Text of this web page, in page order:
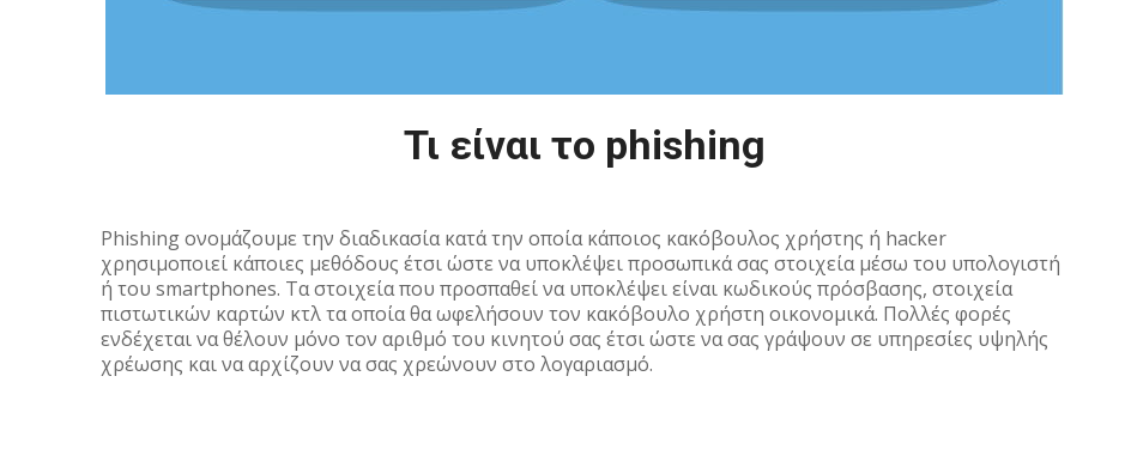
Τι είναι το phishing
Phishing ονομάζουμε την διαδικασία κατά την οποία κάποιος κακόβουλος χρήστης ή hacker
χρησιμοποιεί κάποιες μεθόδους έτσι ώστε να υποκλέψει προσωπικά σας στοιχεία μέσω του υπολογιστή
ή του smartphones. Τα στοιχεία που προσπαθεί να υποκλέψει είναι κωδικούς πρόσβασης, στοιχεία
πιστωτικών καρτών κτλ τα οποία θα ωφελήσουν τον κακόβουλο χρήστη οικονομικά. Πολλές φορές
ενδέχεται να θέλουν μόνο τον αριθμό του κινητού σας έτσι ώστε να σας γράψουν σε υπηρεσίες υψηλής
χρέωσης και να αρχίζουν να σας χρεώνουν στο λογαριασμό.